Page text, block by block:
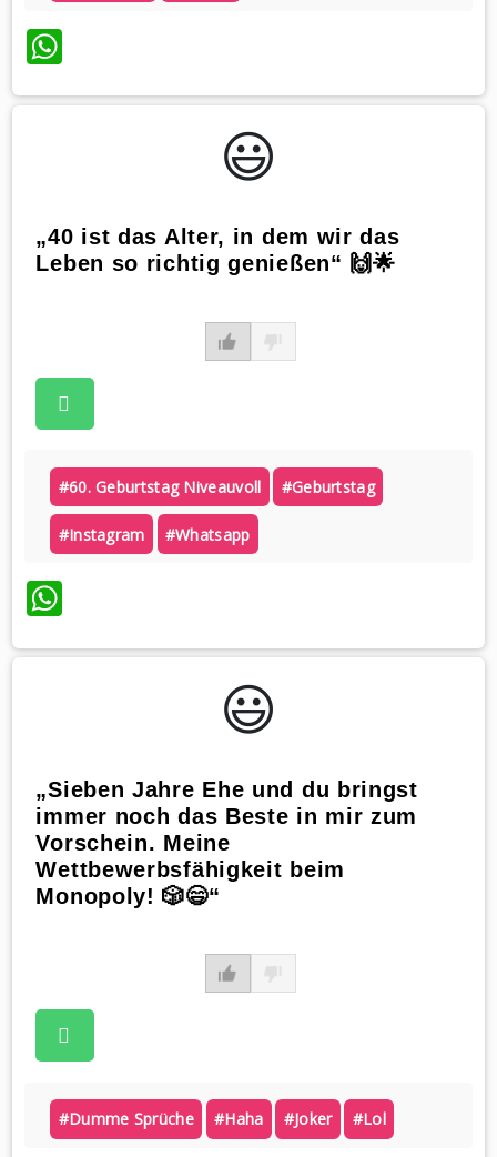
WhatsApp
😃️
„40 ist das Alter, in dem wir das
Leben so richtig genießen“ 🙌🌟
#60. Geburtstag Niveauvoll #geburtstag
#instagram #whatsapp
WhatsApp
😃️
„Sieben Jahre Ehe und du bringst
immer noch das Beste in mir zum
Vorschein. Meine
Wettbewerbsfähigkeit beim
Monopoly! 🎲😄“
#dumme Sprüche #haha #joker #lol